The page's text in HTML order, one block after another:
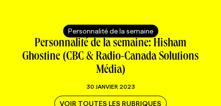
TOUTES LES CATÉGORIES
CAMPAGNES ET CRÉATIVITÉ
NOMINATIONS
CHRONIQUES
TOUTES LES CHRONIQUES
RESSOURCES HUMAINES
FORFAITS ABONNEMENT
VOIR TOUTES LES PARUTIONS
ANNONCEZ AVEC NOUS
INFOLETTRES
INFOLETTRE EN BREF
BULLETIN FORMATION
EMPLOYEUR
CONFÉRENCES
NOUVEAU!
Personnalité de la semaine
Personnalité de la semaine: Hisham
Ghostine (CBC & Radio-Canada Solutions
Média)
30 JANVIER 2023
VOIR TOUTES LES RUBRIQUES